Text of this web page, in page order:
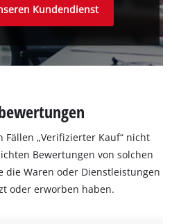
Kundendienst
„Verifizierter Kauf“ nicht
Bewertungen von solchen
die Waren oder Dienstleistungen
oder erworben haben.